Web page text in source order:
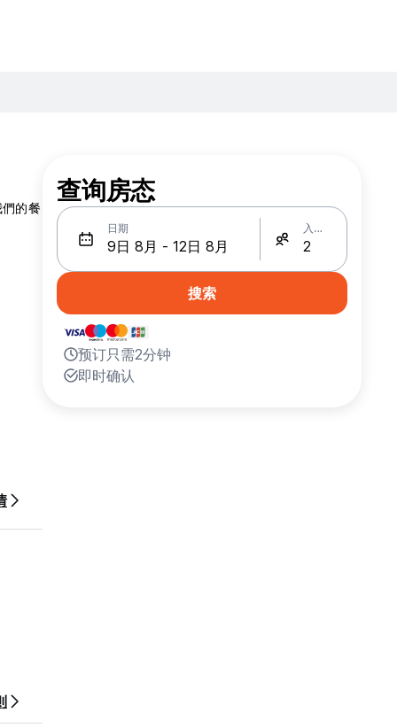
的餐 查询房态
日期 入住人数
搜索
预订只需2分钟
即时确认